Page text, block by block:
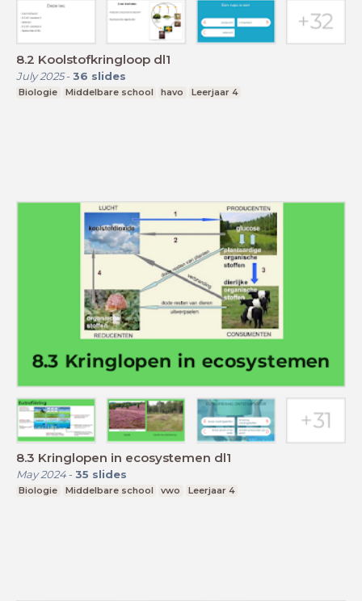
8.2 Koolstofkringloop dl1
July 2025- 36 slides
Biologie Middelbare school havo Leerjaar 4
8.3 Kringlopen in ecosystemen dl1
May 2024- 35 slides
Biologie Middelbare school vwo Leerjaar 4